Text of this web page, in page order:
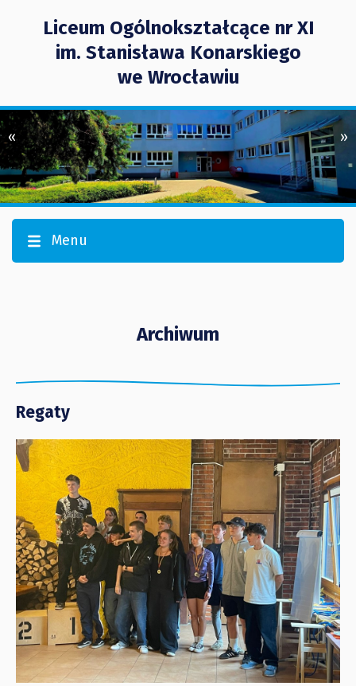
Liceum Ogólnokształcące nr XI
im. Stanisława Konarskiego
we Wrocławiu
« »
Menu
Archiwum
Regaty